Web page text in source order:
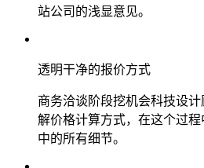
站公司的浅显意见。
透明干净的报价方式
商务洽谈阶段挖机会科技设
解价格计算方式，在这个过
中的所有细节。